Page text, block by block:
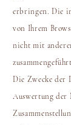
erbringen. Die
von Ihrem
nicht mit
Die Zwecke der
Auswertung der